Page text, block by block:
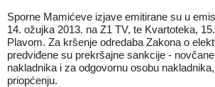
Sporne Mamićeve izjave emitirane su u
14. ožujka 2013. na Z1 TV, te Kvartoteka,
Plavom. Za kršenje odredaba Zakona o
predviđene su prekršajne sankcije -
nakladnika i za odgovornu osobu
priopćenju.